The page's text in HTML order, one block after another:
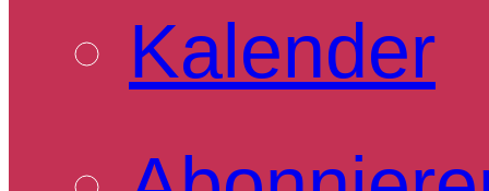
Kalender